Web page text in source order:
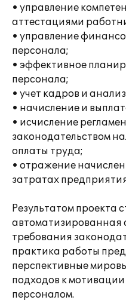
• управление
аттестациями
• управление
персонала;
• эффективное
персонала;
• учет кадров и
• начисление и
• исчисление
законодательством
оплаты труда;
• отражение
затратах
Результатом проекта
автоматизированная
требования
практика работы
перспективные
подходов к
персоналом.